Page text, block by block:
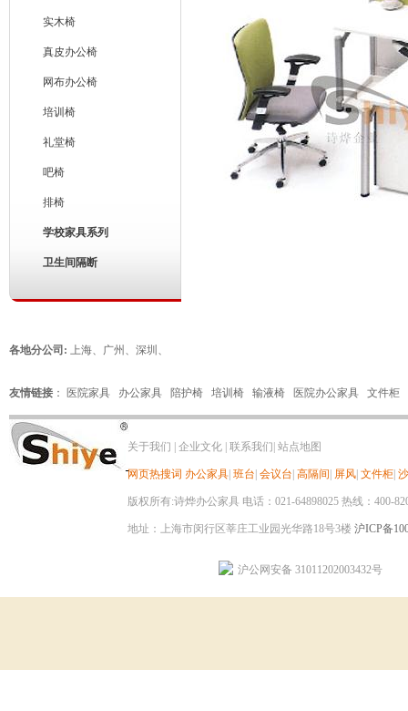
实木椅
真皮办公椅
网布办公椅
培训椅
礼堂椅
吧椅
排椅
学校家具系列
卫生间隔断
各地分公司: 上海、 广州 、 深圳 、
友情链接 ： 医院家具 办公家具 陪护椅 培训椅 输液椅 医院办公家具 文件柜
关于我们 企业文化 联系我们 站点地图
网页热搜词 办公家具 班台 会议台 高隔间 屏风 文件柜
版权所有:诗烨办公家具 电话：021-64898025 热线：400-
地址：上海市闵行区莘庄工业园光华路18号3楼 沪ICP备
沪公网安备 31011202003432号